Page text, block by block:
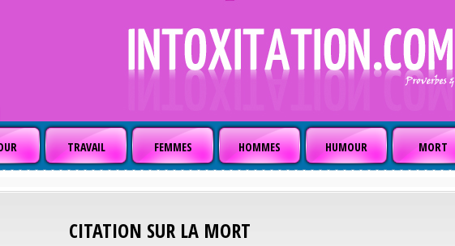
TRAVAIL FEMMES HOMMES HUMOUR MORT
CITATION SUR LA MORT